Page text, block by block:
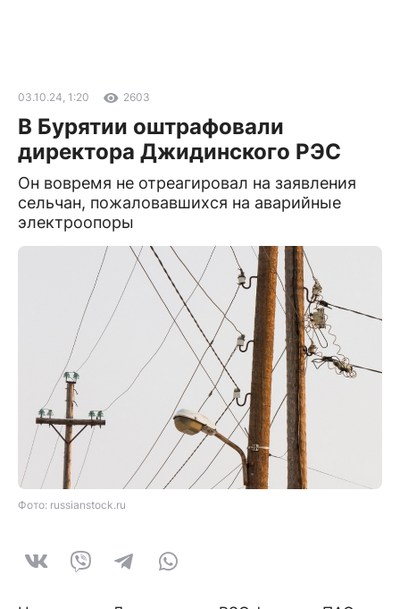
03.10.24, 1:20 2603
В Бурятии оштрафовали
директора Джидинского РЭС
Он вовремя не отреагировал на заявления
сельчан, пожаловавшихся на аварийные
электроопоры
Фото: russianstock.ru